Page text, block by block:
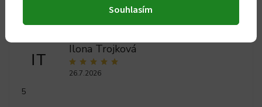
Souhlasím
IT
Ilona Trojková
26.7.2026
5